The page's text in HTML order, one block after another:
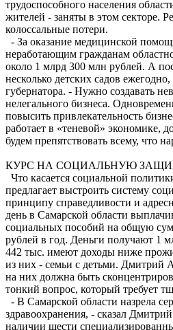
трудоспособного населения
жителей - заняты в этом секторе.
колоссальные потери.
- За оказание медицинской
неработающим гра­жданам
около 1 млрд 300 млн рублей. А
несколько детских садов
губернатора. - Нужно создавать
нелегального бизнеса.
повысить привлекательность
работает в «теневой» экономике,
будем препятствовать всему, что
КУРС НА СОЦИАЛЬНУЮ
Что касается социальной
предлагает выстроить систему
принципу справедливости и
день в Самарской области
социальных пособий на общую
рублей в год. Деньги получают 1
442 тыс. имеют доходы ниже
из них - семьи с детьми. Дмитрий
на них должна быть
тонкий вопрос, который требует
- В Самарской области назрела
здравоохранения, - сказал
наличии шести